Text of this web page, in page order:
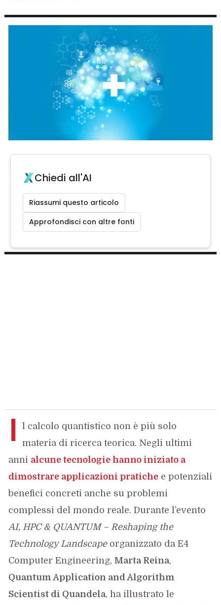
Chiedi all'AI
Riassumi questo articolo
Approfondisci con altre fonti
I
l calcolo quantistico non è più solo
materia di ricerca teorica. Negli ultimi
anni alcune tecnologie hanno iniziato a
dimostrare applicazioni pratiche e potenziali
benefici concreti anche su problemi
complessi del mondo reale. Durante l’evento
AI, HPC & QUANTUM – Reshaping the
Technology Landscapeorganizzato da E4
Computer Engineering, Marta Reina,
Quantum Application and Algorithm
Scientist di Quandela, ha illustrato le